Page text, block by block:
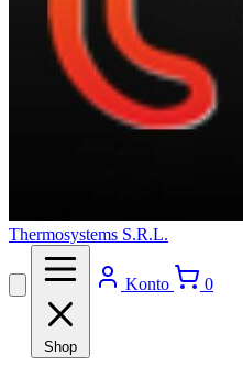
Thermosystems S.R.L.
Shop
Konto 0